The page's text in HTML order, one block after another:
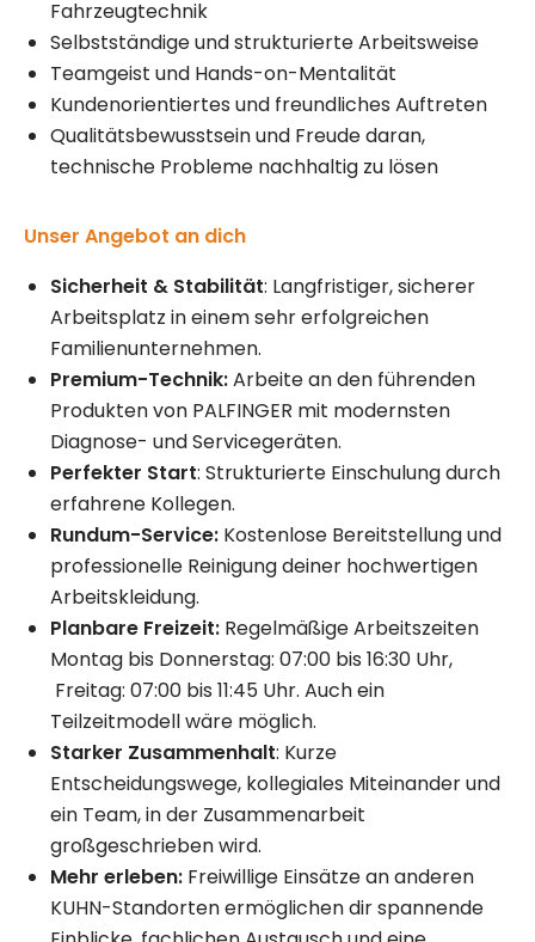
Fahrzeugtechnik
Selbstständige und strukturierte Arbeitsweise
Teamgeist und Hands-on-Mentalität
Kundenorientiertes und freundliches Auftreten
Qualitätsbewusstsein und Freude daran,
technische Probleme nachhaltig zu lösen
Unser Angebot an dich
Sicherheit & Stabilität: Langfristiger, sicherer
Arbeitsplatz in einem sehr erfolgreichen
Familienunternehmen.
Premium-Technik:Arbeite an den führenden
Produkten von PALFINGER mit modernsten
Diagnose- und Servicegeräten.
Perfekter Start: Strukturierte Einschulung durch
erfahrene Kollegen.
Rundum-Service: Kostenlose Bereitstellung und
professionelle Reinigung deiner hochwertigen
Arbeitskleidung.
Planbare Freizeit: Regelmäßige Arbeitszeiten
Montag bis Donnerstag: 07:00 bis 16:30 Uhr,
Freitag: 07:00 bis 11:45 Uhr. Auch ein
Teilzeitmodell wäre möglich.
Starker Zusammenhalt: Kurze
Entscheidungswege, kollegiales Miteinander und
ein Team, in der Zusammenarbeit
großgeschrieben wird.
Mehr erleben: Freiwillige Einsätze an anderen
KUHN-Standorten ermöglichen dir spannende